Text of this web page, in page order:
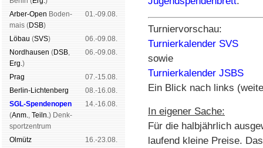
Arber-Open Boden­
mais (DSB)
01.-09.08.
Lö­bau (SVS)
06.-09.08.
Nord­hau­sen (DSB,
Erg.)
06.-09.08.
Prag
07.-15.08.
Berlin-Lich­ten­berg
08.-16.08.
SGL-Spenden­open
(Anm., Teiln.) Denk­
sport­zen­trum
14.-16.08.
Ol­mütz
16.-23.08.
Turniervorschau:
Turnierkalender SVS
sowie
Turnierkalender JSBS
Ein Blick nach links
In eigener Sache:
Für die halbjährlich
laufend kleine Preise.